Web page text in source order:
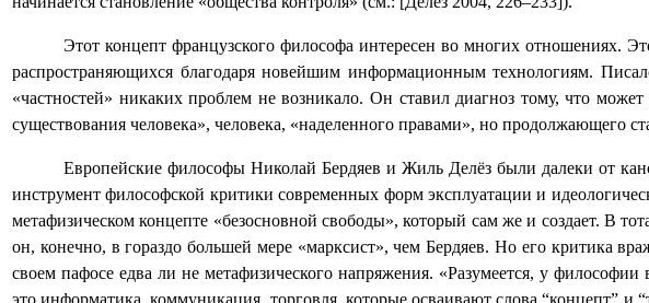
Этот концепт французского философа интересен во многих отношениях.
распространяющихся благодаря новейшим информационным технологиям.
«частностей» никаких проблем не возникало. Он ставил диагноз тому, что
существования человека», человека, «наделенного правами», но продолжающего
Европейские философы Николай Бердяев и Жиль Делёз были далеки от
инструмент философской критики современных форм эксплуатации и
метафизическом концепте «безосновной свободы», который сам же и создает. В
он, конечно, в гораздо большей мере «марксист», чем Бердяев. Но его критика
своем пафосе едва ли не метафизического напряжения. «Разумеется, у